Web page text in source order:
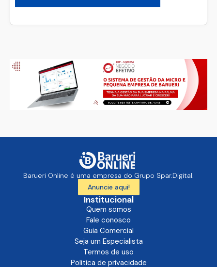
Barueri Online é uma empresa do Grupo Spar.Digital.
Anuncie aqui!
Institucional
Quem somos
Fale conosco
Guia Comercial
Seja um Especialista
Termos de uso
Politica de privacidade